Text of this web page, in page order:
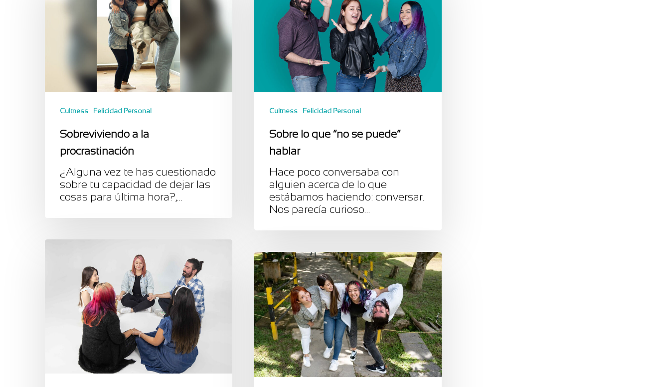
Cultness Felicidad Personal
Sobreviviendo a la
procrastinación
¿Alguna vez te has cuestionado
sobre tu capacidad de dejar las
cosas para última hora?,…
Cultness Felicidad Personal
Sobre lo que “no se puede”
hablar
Hace poco conversaba con
alguien acerca de lo que
estábamos haciendo: conversar.
Nos parecía curioso…